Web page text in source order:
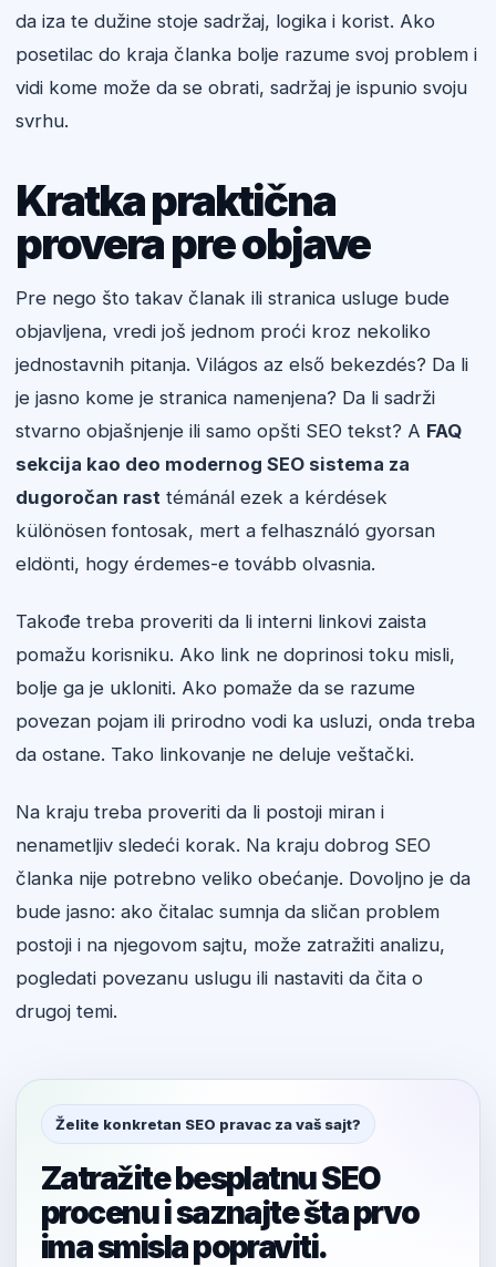
da iza te dužine stoje sadržaj, logika i korist. Ako
posetilac do kraja članka bolje razume svoj problem i
vidi kome može da se obrati, sadržaj je ispunio svoju
svrhu.
Kratka praktična
provera pre objave
Pre nego što takav članak ili stranica usluge bude
objavljena, vredi još jednom proći kroz nekoliko
jednostavnih pitanja. Világos az első bekezdés? Da li
je jasno kome je stranica namenjena? Da li sadrži
stvarno objašnjenje ili samo opšti SEO tekst? A FAQ
sekcija kao deo modernog SEO sistema za
dugoročan rast témánál ezek a kérdések
különösen fontosak, mert a felhasználó gyorsan
eldönti, hogy érdemes-e tovább olvasnia.
Takođe treba proveriti da li interni linkovi zaista
pomažu korisniku. Ako link ne doprinosi toku misli,
bolje ga je ukloniti. Ako pomaže da se razume
povezan pojam ili prirodno vodi ka usluzi, onda treba
da ostane. Tako linkovanje ne deluje veštački.
Na kraju treba proveriti da li postoji miran i
nenametljiv sledeći korak. Na kraju dobrog SEO
članka nije potrebno veliko obećanje. Dovoljno je da
bude jasno: ako čitalac sumnja da sličan problem
postoji i na njegovom sajtu, može zatražiti analizu,
pogledati povezanu uslugu ili nastaviti da čita o
drugoj temi.
Želite konkretan SEO pravac za vaš sajt?
Zatražite besplatnu SEO
procenu i saznajte šta prvo
ima smisla popraviti.